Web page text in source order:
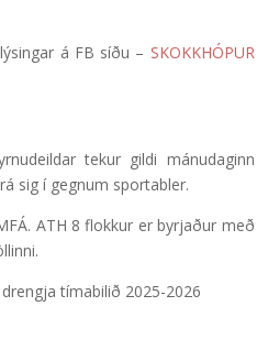
á FB síðu – SKOKKHÓPUR
tekur gildi mánudaginn
sig í gegnum sportabler.
ATH 8 flokkur er byrjaður með
tímabilið 2025-2026